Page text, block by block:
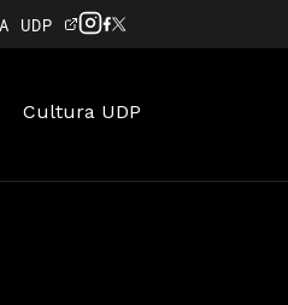
UDP
Cultura UDP